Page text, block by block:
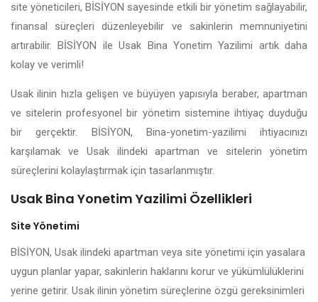
site yöneticileri, BİSİYON sayesinde etkili bir yönetim sağlayabilir,
finansal süreçleri düzenleyebilir ve sakinlerin memnuniyetini
artırabilir. BİSİYON ile Usak Bina Yonetim Yazilimi artık daha
kolay ve verimli!
Usak ilinin hızla gelişen ve büyüyen yapısıyla beraber, apartman
ve sitelerin profesyonel bir yönetim sistemine ihtiyaç duyduğu
bir gerçektir. BİSİYON, Bina-yonetim-yazilimi ihtiyacınızı
karşılamak ve Usak ilindeki apartman ve sitelerin yönetim
süreçlerini kolaylaştırmak için tasarlanmıştır.
Usak Bina Yonetim Yazilimi Özellikleri
Site Yönetimi
BİSİYON, Usak ilindeki apartman veya site yönetimi için yasalara
uygun planlar yapar, sakinlerin haklarını korur ve yükümlülüklerini
yerine getirir. Usak ilinin yönetim süreçlerine özgü gereksinimleri